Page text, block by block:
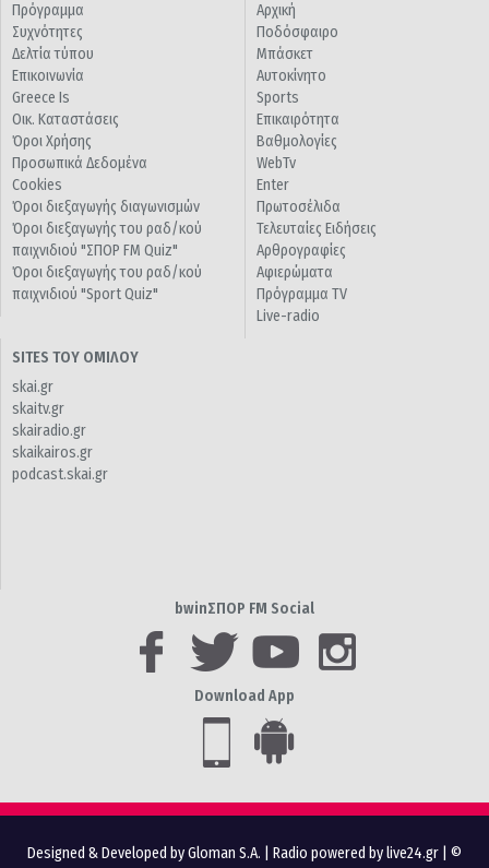
Πρόγραμμα
Συχνότητες
Δελτία τύπου
Επικοινωνία
Greece Is
Οικ. Καταστάσεις
Όροι Χρήσης
Προσωπικά Δεδομένα
Cookies
Όροι διεξαγωγής διαγωνισμών
Όροι διεξαγωγής του ραδ/κού
παιχνιδιού "ΣΠΟΡ FM Quiz"
Όροι διεξαγωγής του ραδ/κού
παιχνιδιού "Sport Quiz"
Αρχική
Ποδόσφαιρο
Μπάσκετ
Αυτοκίνητο
Sports
Επικαιρότητα
Βαθμολογίες
WebTv
Enter
Πρωτοσέλιδα
Τελευταίες Ειδήσεις
Αρθρογραφίες
Αφιερώματα
Πρόγραμμα TV
Live-radio
SITES ΤΟΥ ΟΜΙΛΟΥ
skai.gr
skaitv.gr
skairadio.gr
skaikairos.gr
podcast.skai.gr
bwinΣΠΟΡ FM Social
Download App
Designed & Developed by Gloman S.A. Radio powered by live24.gr | ©